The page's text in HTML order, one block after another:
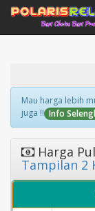
Mau harga lebih
juga !! Info
Harga
Tampilan 2